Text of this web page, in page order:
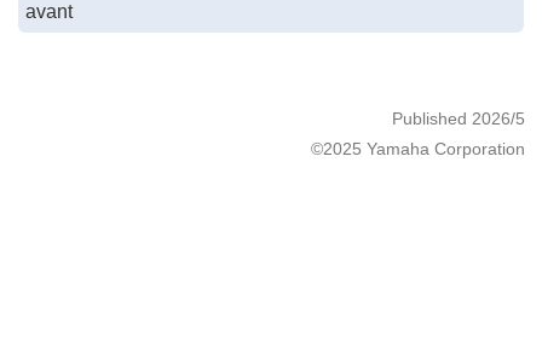
avant
Published 2026/5
©2025 Yamaha Corporation